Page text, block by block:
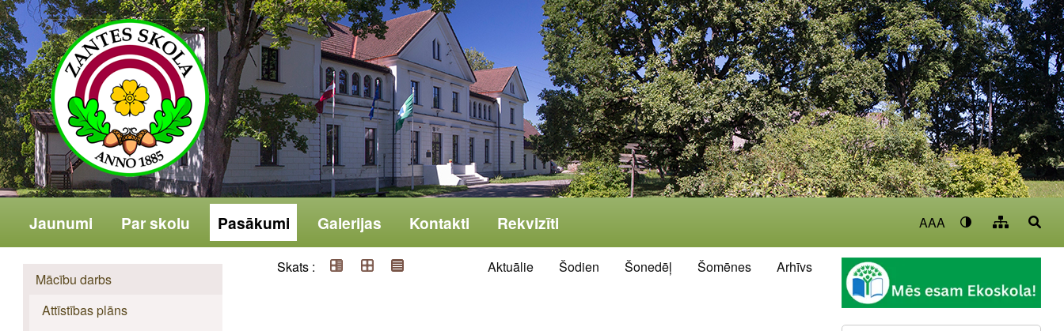
Jaunumi Par skolu Pasākumi Galerijas Kontakti Rekvizīti AAA
Mācību darbs
Attīstības plāns
Skats : Aktuālie Šodien Šonedēļ Šomēnes Arhīvs